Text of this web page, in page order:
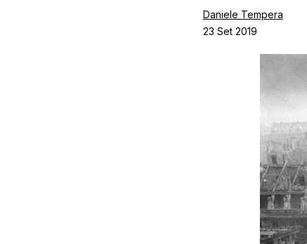
Daniele Tempera
23 Set 2019